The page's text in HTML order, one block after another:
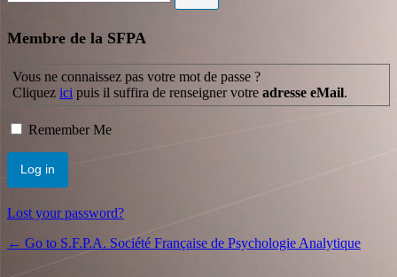
Membre de la SFPA
Vous ne connaissez pas votre mot de passe ?
Cliquez ici puis il suffira de renseigner votre adresse eMail.
Remember Me
Lost your password?
← Go to S.F.P.A. Société Française de Psychologie Analytique